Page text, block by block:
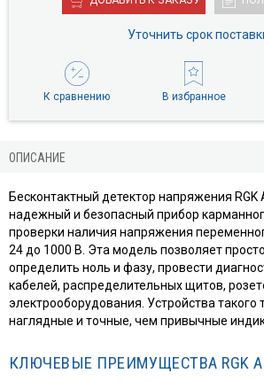
Уточнить срок
К сравнению В избранное
ОПИСАНИЕ
Бесконтактный детектор напряжения RGK
надежный и безопасный прибор
проверки наличия напряжения
24 до 1000 В. Эта модель позволяет
определить ноль и фазу, провести
кабелей, распределительных щитов,
электрооборудования. Устройства такого
наглядные и точные, чем привычные
КЛЮЧЕВЫЕ ПРЕИМУЩЕСТВА RGK